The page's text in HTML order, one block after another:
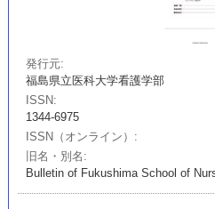
発行元
福島県立医科大学看護学部
ISSN
1344-6975
ISSN（オンライン）
旧名・別名
Bulletin of Fukushima School of